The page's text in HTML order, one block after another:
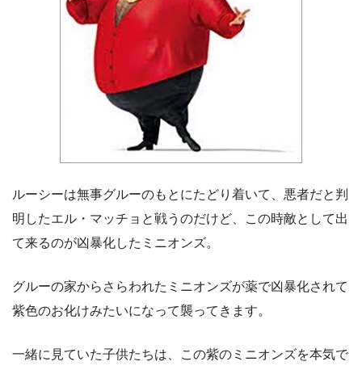
ルーシーは無事グルーのもとにたどり着いて、悪者だと判
明したエル・マッチョと戦うのだけど、この時敵として出
て来るのが凶暴化したミニオンズ。
グルーの家からさらわれたミニオンズが薬で凶暴化されて
紫色のお化けみたいになって襲ってきます。
一緒に見ていた子供たちは、この紫のミニオンズを本気で